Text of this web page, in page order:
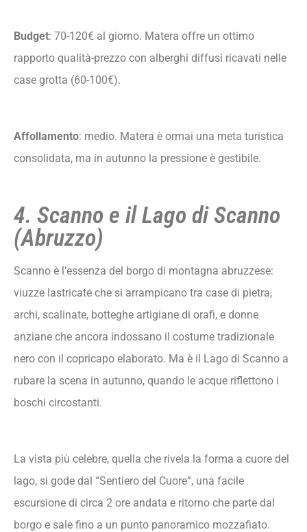
Budget: 70-120€ al giorno. Matera offre un ottimo
rapporto qualità-prezzo con alberghi diffusi ricavati nelle
case grotta (60-100€).
Affollamento: medio. Matera è ormai una meta turistica
consolidata, ma in autunno la pressione è gestibile.
4. Scanno e il Lago di Scanno
(Abruzzo)
Scanno è l’essenza del borgo di montagna abruzzese:
viuzze lastricate che si arrampicano tra case di pietra,
archi, scalinate, botteghe artigiane di orafi, e donne
anziane che ancora indossano il costume tradizionale
nero con il copricapo elaborato. Ma è il Lago di Scanno a
rubare la scena in autunno, quando le acque riflettono i
boschi circostanti.
La vista più celebre, quella che rivela la forma a cuore del
lago, si gode dal “Sentiero del Cuore”, una facile
escursione di circa 2 ore andata e ritorno che parte dal
borgo e sale fino a un punto panoramico mozzafiato.